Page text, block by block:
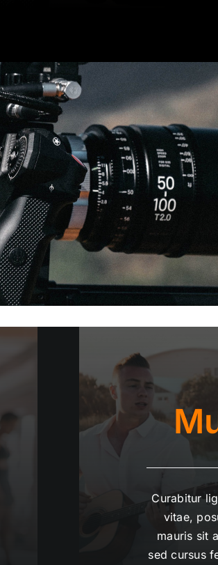
Curabitur
vitae,
mauris sit
sed cursus